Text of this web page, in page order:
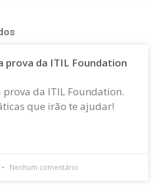
prova da ITIL Foundation
prova da ITIL Foundation.
que irão te ajudar!
Nenhum comentário